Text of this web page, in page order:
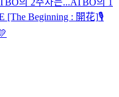
[The Beginning : 開花]🎙